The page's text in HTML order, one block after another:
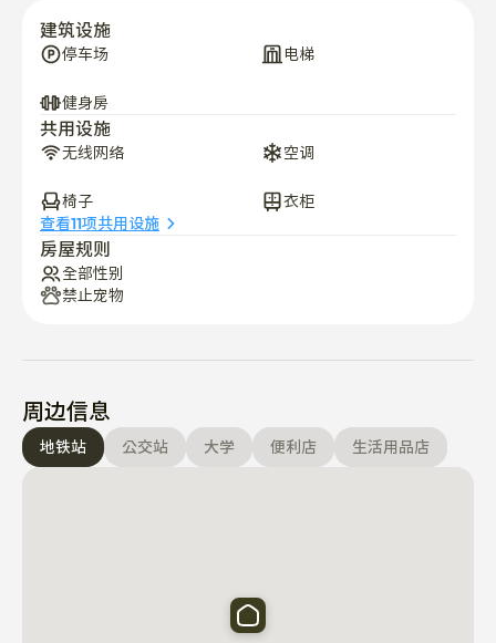
建筑设施
停车场 电梯
健身房
共用设施
无线网络 空调
椅子
衣柜
查看11项共用设施
房屋规则
全部性别
禁止宠物
周边信息
地铁站 公交站 大学 便利店 生活用品店